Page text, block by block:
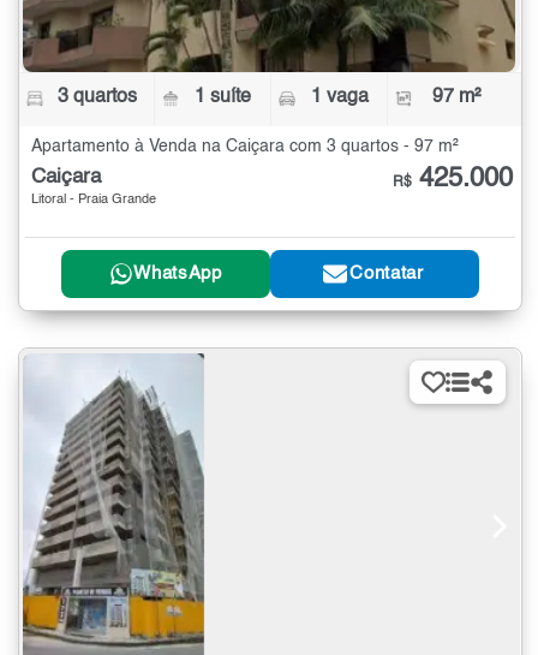
3 quartos 1 suíte 1 vaga 97 m²
Apartamento à Venda na Caiçara com 3 quartos - 97 m²
Caiçara
Litoral - Praia Grande
R$ 425.000
WhatsApp Contatar